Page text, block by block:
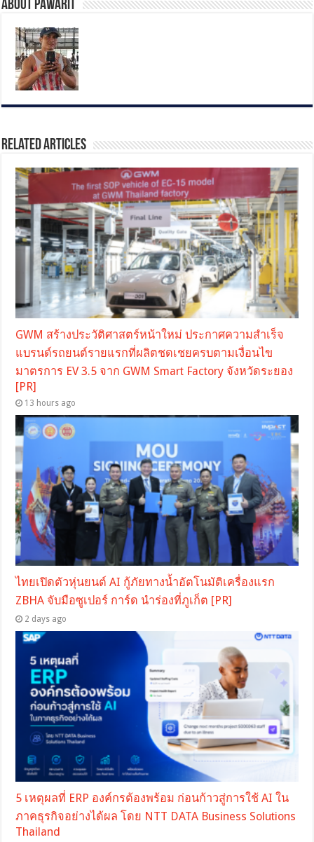
About pawarit
Related Articles
GWM สร้างประวัติศาสตร์หน้าใหม่ ประกาศความสำเร็จ
แบรนด์รถยนต์รายแรกที่ผลิตชดเชยครบตามเงื่อนไข
มาตรการ EV 3.5 จาก GWM Smart Factory จังหวัดระยอง
[PR]
13 hours ago
ไทยเปิดตัวหุ่นยนต์ AI กู้ภัยทางน้ำอัตโนมัติเครื่องแรก
ZBHA จับมือซูเปอร์ การ์ด นำร่องที่ภูเก็ต [PR]
2 days ago
5 เหตุผลที่ ERP องค์กรต้องพร้อม ก่อนก้าวสู่การใช้ AI ใน
ภาคธุรกิจอย่างได้ผล โดย NTT DATA Business Solutions
Thailand